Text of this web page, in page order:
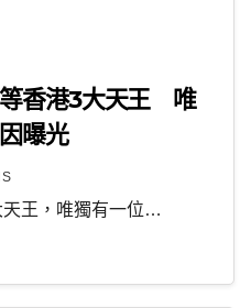
香港3大天王 唯
曝光
王，唯獨有一位…